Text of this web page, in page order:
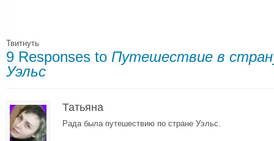
Твитнуть
9 Responses to Путешествие в
Уэльс
Татьяна
Рада была путешествию по стране Уэльс.